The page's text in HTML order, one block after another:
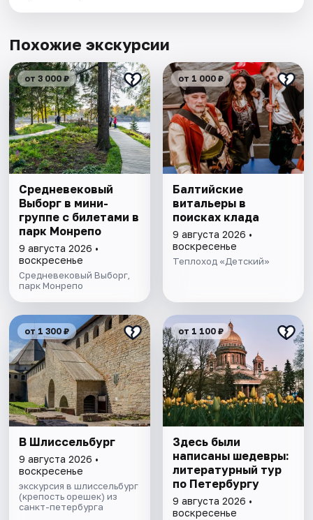
Похожие экскурсии
от 3 000 ₽
Cредневековый
Выборг в мини-
группе c билетами в
парк Монрепо
9 августа 2026 •
воскресенье
Средневековый Выборг,
парк Монрепо
от 1 000 ₽
Балтийские
витальеры в
поисках клада
9 августа 2026 •
воскресенье
Теплоход «Детский»
от 1 300 ₽
В Шлиссельбург
9 августа 2026 •
воскресенье
экскурсия в шлиссельбург
(крепость орешек) из
санкт-петербурга
от 1 100 ₽
Здесь были
написаны шедевры:
литературный тур
по Петербургу
9 августа 2026 •
воскресенье